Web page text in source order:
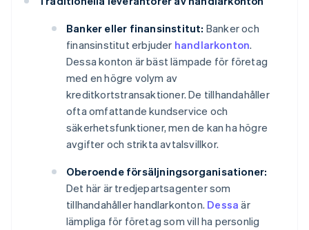
Banker eller finansinstitut: Banker och
finansinstitut erbjuder handlarkonton.
Dessa konton är bäst lämpade för företag
med en högre volym av
kreditkortstransaktioner. De tillhandahåller
ofta omfattande kundservice och
säkerhetsfunktioner, men de kan ha högre
avgifter och strikta avtalsvillkor.
Oberoende försäljningsorganisationer:
Det här är tredjepartsagenter som
tillhandahåller handlarkonton. Dessa är
lämpliga för företag som vill ha personlig